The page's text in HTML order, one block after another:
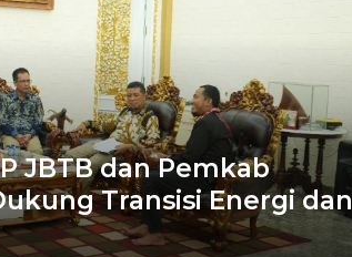
JBTB dan Pemkab
Transisi Energi dan